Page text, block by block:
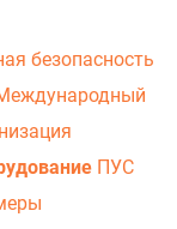
безопасность
ПУС